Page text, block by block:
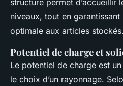
niveaux, tout en
optimale aux articles stockés.
Potentiel de charge et
Le potentiel de charge est
le choix d’un rayonnage.